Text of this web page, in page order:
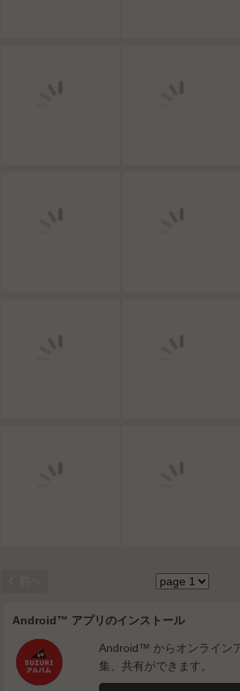
Android™ アプリのインストール
Android™ からオンライン
集、共有ができます。